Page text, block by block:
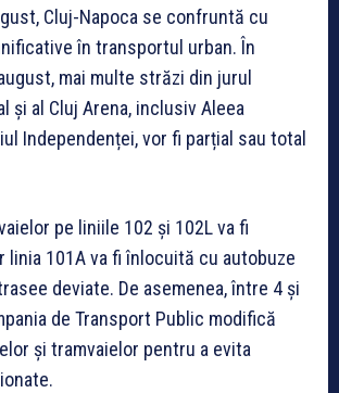
Cluj-Napoca se confruntă cu
în transportul urban. În
mai multe străzi din jurul
și al Cluj Arena, inclusiv Aleea
Independenței, vor fi parțial sau total
pe liniile 102 și 102L va fi
linia 101A va fi înlocuită cu autobuze
deviate. De asemenea, între 4 și
de Transport Public modifică
și tramvaielor pentru a evita